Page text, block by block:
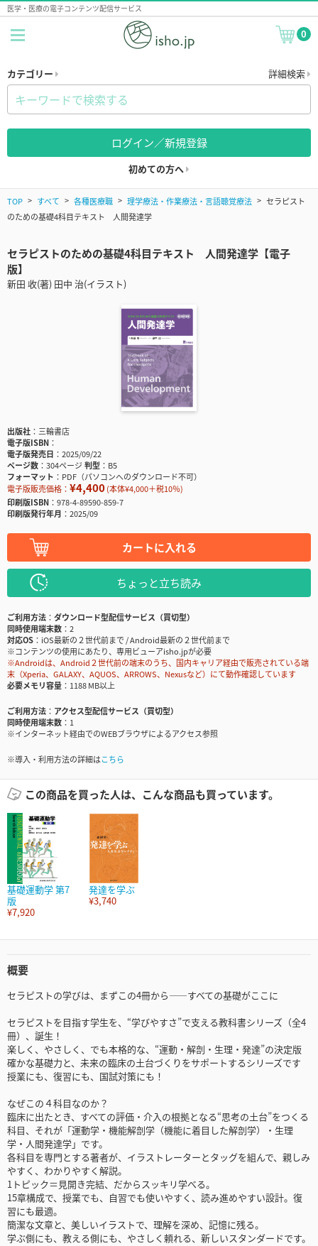
医学・医療の電子コンテンツ配信サービス
0
カテゴリー 詳細検索
ログイン／新規登録
初めての方へ
TOP すべて 各種医療職 理学療法・作業療法・言語聴覚療法
セラピスト
のための基礎4科目テキスト 人間発達学
セラピストのための基礎4科目テキスト 人間発達学【電子
版】
新田 收(著) 田中 治(イラスト)
出版社
三輪書店
電子版ISBN
電子版発売日
2025/09/22
ページ数
304ページ判型
B5
フォーマット
PDF（パソコンへのダウンロード不可）
電子版販売価格： ¥4,400(本体¥4,000＋税10％)
印刷版ISBN
978-4-89590-859-7
印刷版発行年月
2025/09
カートに入れる
ちょっと立ち読み
ご利用方法
ダウンロード型配信サービス（買切型）
同時使用端末数
2
対応OS
iOS最新の２世代前まで / Android最新の２世代前まで
※コンテンツの使用にあたり、専用ビューアisho.jpが必要
※Androidは、Android２世代前の端末のうち、国内キャリア経由で販売されている端
末（Xperia、GALAXY、AQUOS、ARROWS、Nexusなど）にて動作確認しています
必要メモリ容量
1188 MB以上
ご利用方法
アクセス型配信サービス（買切型）
同時使用端末数
1
※インターネット経由でのWEBブラウザによるアクセス参照
※導入・利用方法の詳細はこちら
この商品を買った人は、こんな商品も買っています。
基礎運動学 第7
版
¥7,920
発達を学ぶ
¥3,740
概要
セラピストの学びは、まずこの4冊から――すべての基礎がここに
セラピストを目指す学生を、“学びやすさ”で支える教科書シリーズ（全4
冊）、誕生！
楽しく、やさしく、でも本格的な、“運動・解剖・生理・発達”の決定版
確かな基礎力と、未来の臨床の土台づくりをサポートするシリーズです
授業にも、復習にも、国試対策にも！
なぜこの４科目なのか？
臨床に出たとき、すべての評価・介入の根拠となる“思考の土台”をつくる
科目、それが「運動学・機能解剖学（機能に着目した解剖学）・生理
学・人間発達学」です。
各科目を専門とする著者が、イラストレーターとタッグを組んで、親しみ
やすく、わかりやすく解説。
1トピック＝見開き完結、だからスッキリ学べる。
15章構成で、授業でも、自習でも使いやすく、読み進めやすい設計。復
習にも最適。
簡潔な文章と、美しいイラストで、理解を深め、記憶に残る。
学ぶ側にも、教える側にも、やさしく頼れる、新しいスタンダードです。